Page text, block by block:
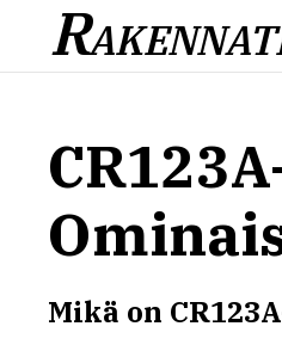
R
Mikä on